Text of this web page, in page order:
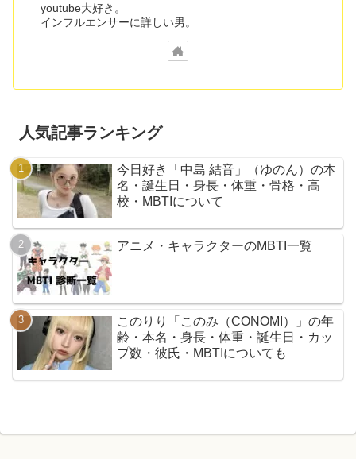
youtube大好き。
インフルエンサーに詳しい男。
人気記事ランキング
今日好き「中島 結音」（ゆのん）の本
名・誕生日・身長・体重・骨格・高
校・MBTIについて
アニメ・キャラクターのMBTI一覧
このりり「このみ（CONOMI）」の年
齢・本名・身長・体重・誕生日・カッ
プ数・彼氏・MBTIについても